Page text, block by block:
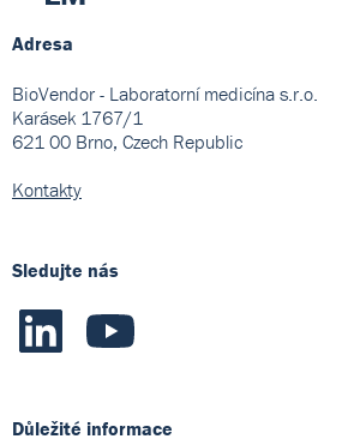
Adresa
BioVendor - Laboratorní medicína s.r.o.
Karásek 1767/1
621 00 Brno, Czech Republic
Kontakty
Sledujte nás
Důležité informace